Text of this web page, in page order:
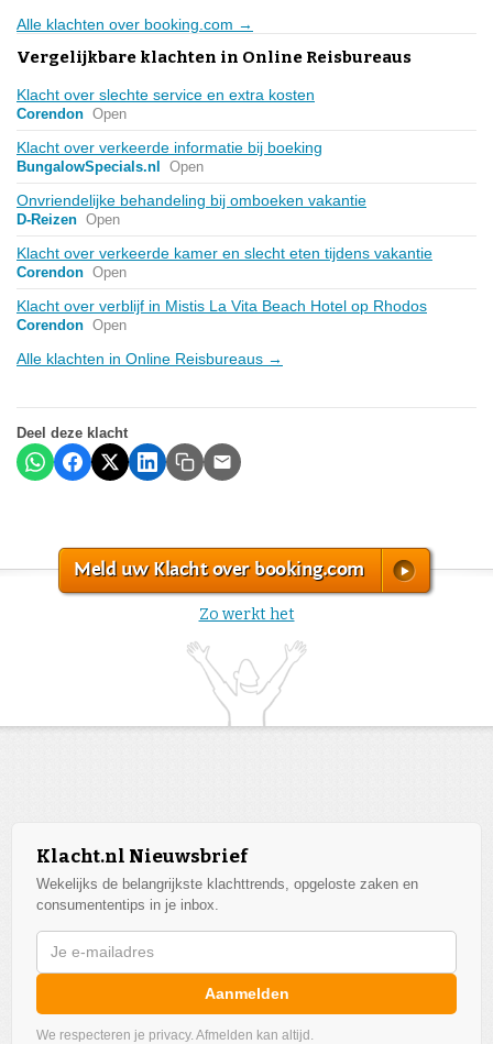
Alle klachten over booking.com →
Vergelijkbare klachten in Online Reisbureaus
Klacht over slechte service en extra kosten
Corendon Open
Klacht over verkeerde informatie bij boeking
BungalowSpecials.nl Open
Onvriendelijke behandeling bij omboeken vakantie
D-Reizen Open
Klacht over verkeerde kamer en slecht eten tijdens vakantie
Corendon Open
Klacht over verblijf in Mistis La Vita Beach Hotel op Rhodos
Corendon Open
Alle klachten in Online Reisbureaus →
Deel deze klacht
Meld uw Klacht over booking.com
Zo werkt het
Klacht.nl Nieuwsbrief
Wekelijks de belangrijkste klachttrends, opgeloste zaken en
consumententips in je inbox.
Aanmelden
We respecteren je privacy. Afmelden kan altijd.